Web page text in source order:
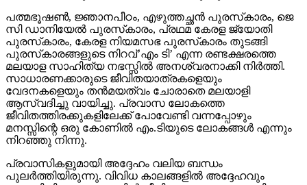
പത്മഭൂഷണ്‍, ജ്ഞാനപീഠം, എഴുത്തച്ഛന്‍ പുരസ്‌കാരം, ജെ
സി ഡാനിയേല്‍ പുരസ്‌കാരം, പ്രഥമ കേരള ജ്യോതി
പുരസ്‌കാരം, കേരള നിയമസഭ പുരസ്‌കാരം തുടങ്ങി
പുരസ്‌കാരങ്ങളുടെ നിറവ്’എം ടി’ എന്ന രണ്ടക്ഷരത്തെ
മലയാള സാഹിത്യ നഭസ്സില്‍ അനശ്വരനാക്കി നിര്‍ത്തി.
സാധാരണക്കാരുടെ ജീവിതയാത്രകളെയും
വേദനകളെയും തന്‍മയത്വം ചോരാതെ മലയാളി
ആസ്വദിച്ചു വായിച്ചു. പ്രവാസ ലോകത്തെ
ജീവിതത്തിരക്കുകളിലേക്ക് പോവേണ്ടി വന്നപ്പോഴും
മനസ്സിന്റെ ഒരു കോണില്‍ എം.ടിയുടെ ലോകങ്ങള്‍ എന്നും
നിറഞ്ഞു നിന്നു.
പ്രവാസികളുമായി അദ്ദേഹം വലിയ ബന്ധം
പുലര്‍ത്തിയിരുന്നു. വിവിധ കാലങ്ങളില്‍ അദ്ദേഹവും